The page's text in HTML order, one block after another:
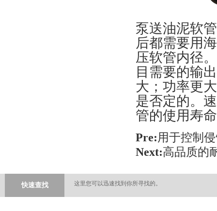
泵送油泥软
后都需要用
压软管内径
目需要的输
大；功率更
是否定的。
管的使用寿
Pre:用于控制
Next:高品质的
快速查找 这里您可以迅速找到你所寻找的。